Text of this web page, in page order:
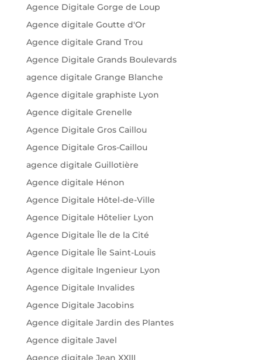
Agence Digitale Gorge de Loup
Agence digitale Goutte d'Or
Agence digitale Grand Trou
Agence Digitale Grands Boulevards
agence digitale Grange Blanche
Agence digitale graphiste Lyon
Agence digitale Grenelle
Agence Digitale Gros Caillou
Agence Digitale Gros-Caillou
agence digitale Guillotière
Agence digitale Hénon
Agence Digitale Hôtel-de-Ville
Agence Digitale Hôtelier Lyon
Agence Digitale Île de la Cité
Agence Digitale Île Saint-Louis
Agence digitale Ingenieur Lyon
Agence Digitale Invalides
Agence Digitale Jacobins
Agence digitale Jardin des Plantes
Agence digitale Javel
Agence digitale Jean XXIII